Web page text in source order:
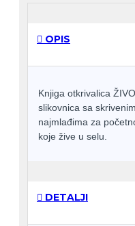
OPIS
Knjiga otkrivalica
slikovnica sa
najmlađima za
koje žive u selu.
DETALJI